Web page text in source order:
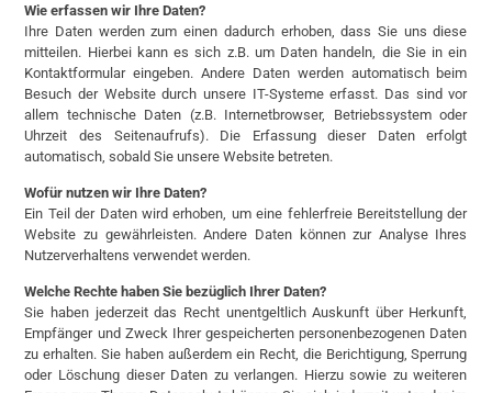
Wie erfassen wir Ihre Daten?
Ihre Daten werden zum einen dadurch erhoben, dass Sie uns diese
mitteilen. Hierbei kann es sich z.B. um Daten handeln, die Sie in ein
Kontaktformular eingeben. Andere Daten werden automatisch beim
Besuch der Website durch unsere IT-Systeme erfasst. Das sind vor
allem technische Daten (z.B. Internetbrowser, Betriebssystem oder
Uhrzeit des Seitenaufrufs). Die Erfassung dieser Daten erfolgt
automatisch, sobald Sie unsere Website betreten.
Wofür nutzen wir Ihre Daten?
Ein Teil der Daten wird erhoben, um eine fehlerfreie Bereitstellung der
Website zu gewährleisten. Andere Daten können zur Analyse Ihres
Nutzerverhaltens verwendet werden.
Welche Rechte haben Sie bezüglich Ihrer Daten?
Sie haben jederzeit das Recht unentgeltlich Auskunft über Herkunft,
Empfänger und Zweck Ihrer gespeicherten personenbezogenen Daten
zu erhalten. Sie haben außerdem ein Recht, die Berichtigung, Sperrung
oder Löschung dieser Daten zu verlangen. Hierzu sowie zu weiteren